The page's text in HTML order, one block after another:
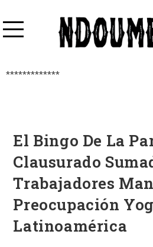
*************
El Bingo De La
Clausurado
Trabajadores
Preocupación
Latinoamérica